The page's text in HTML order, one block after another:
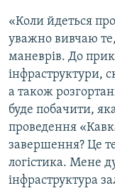
«Коли йдеться
уважно вивчаю
маневрів. До
інфраструктури,
а також
буде побачити,
проведення
завершення? Це
логістика. Мене
інфраструктура